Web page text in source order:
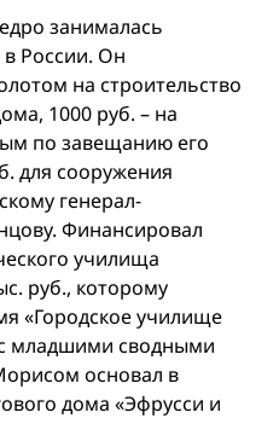
занималась
России. Он
на строительство
1000 руб. – на
по завещанию его
для сооружения
генерал-
Финансировал
училища
руб., которому
«Городское училище
младшими сводными
основал в
дома «Эфрусси и